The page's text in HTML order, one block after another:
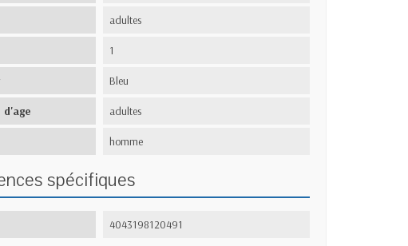
adultes
1
Bleu
d'age adultes
homme
spécifiques
4043198120491